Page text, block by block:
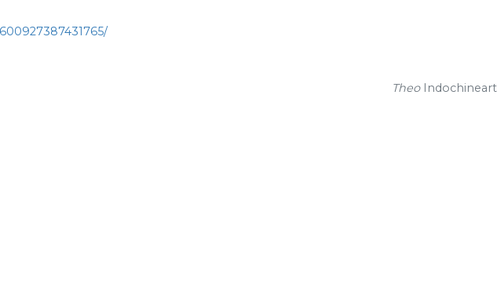
Theo Indochineart